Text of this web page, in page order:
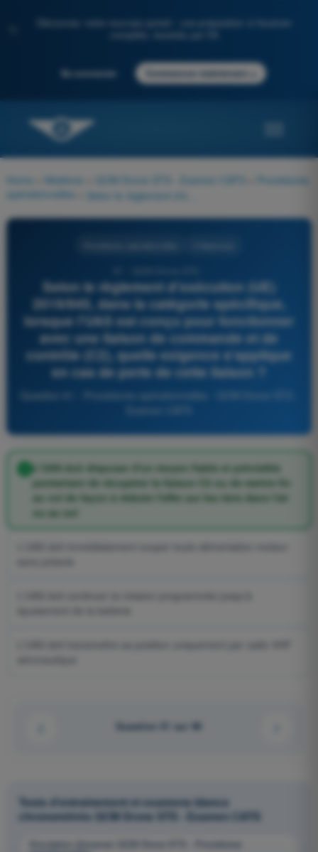
Découvrez notre nouveau portail : une préparation à l'examen
Se connecter Commencer maintenant
Home Matières QCM Drone STS - Examen CATS
Procédures
opérationnelles
Selon le règlement d'exécution (UE)
2019/945, dans la catégorie spécifique,
lorsque l'UAS est conçu pour fonctionner
avec une liaison de commande et de
contrôle (C2), quelle exigence s'applique
en cas de perte de cette liaison ?
L'UAS doit disposer d'un moyen fiable et prévisible
permettant de récupérer la liaison C2 ou de mettre fin
au vol de façon à réduire l'effet sur les tiers dans l'air
ou au sol
Question 61 sur 96
Tests d'entraînement et examens blancs
chronométrés QCM Drone STS - Examen CATS
Simulation d'examen QCM Drone STS - Procédures